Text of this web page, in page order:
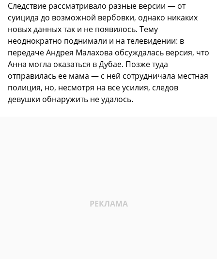
Следствие рассматривало разные версии — от
суицида до возможной вербовки, однако никаких
новых данных так и не появилось. Тему
неоднократно поднимали и на телевидении: в
передаче Андрея Малахова обсуждалась версия, что
Анна могла оказаться в Дубае. Позже туда
отправилась ее мама — с ней сотрудничала местная
полиция, но, несмотря на все усилия, следов
девушки обнаружить не удалось.